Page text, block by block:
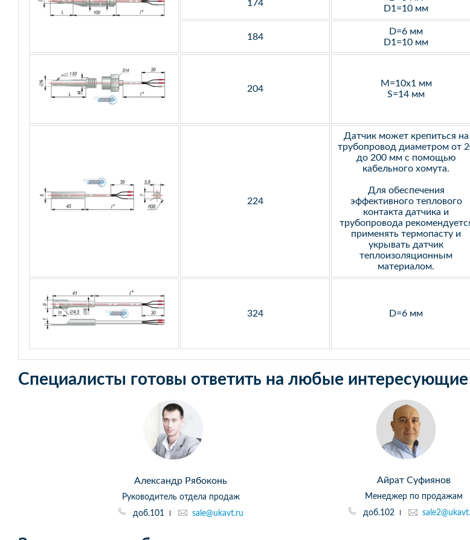
174
D1=10 мм
184
D=6 мм
D1=10 мм
204
M=10х1 мм
S=14 мм
224
Датчик может крепиться на
трубопровод диаметром от
до 200 мм с помощью
кабельного хомута.
Для обеспечения
эффективного теплового
контакта датчика и
трубопровода
применять термопасту и
укрывать датчик
теплоизоляционным
материалом.
324 D=6 мм
Специалисты готовы ответить на любые
Александр Рябоконь
Руководитель отдела продаж
доб.101
sale@ukavt.ru
Айрат Суфиянов
Менеджер по продажам
доб.102